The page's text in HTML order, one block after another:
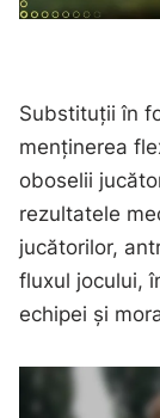
Substituții în
menținerea
oboselii
rezultatele
jucătorilor,
fluxul jocului,
echipei și